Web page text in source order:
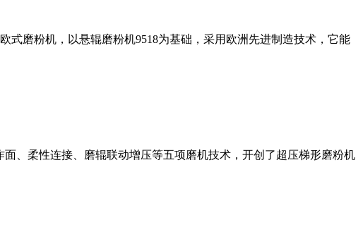
磨粉机，以悬辊磨粉机9518为基础，采用欧洲先进制造技术，它能
、柔性连接、磨辊联动增压等五项磨机技术，开创了超压梯形磨粉机